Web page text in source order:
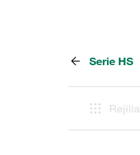
Serie HS
Rejilla